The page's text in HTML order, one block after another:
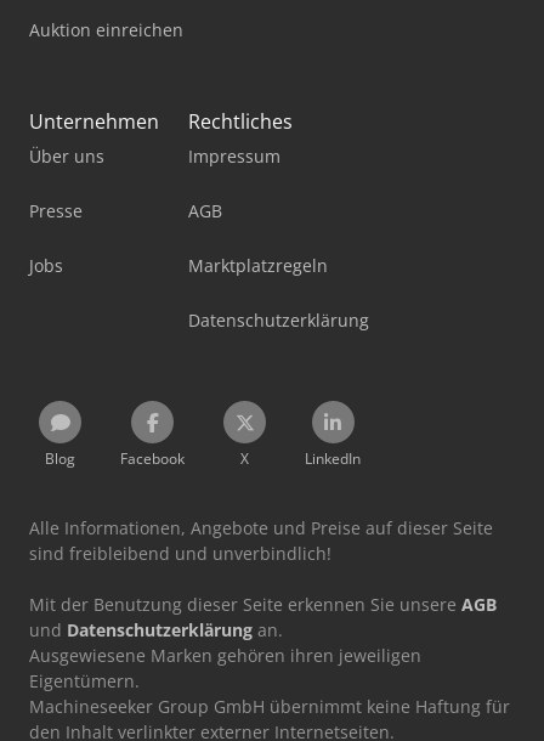
Auktion einreichen
Unternehmen
Über uns
Presse
Jobs
Rechtliches
Impressum
AGB
Marktplatzregeln
Datenschutzerklärung
Blog Facebook X LinkedIn
Alle Informationen, Angebote und Preise auf dieser Seite
sind freibleibend und unverbindlich!
Mit der Benutzung dieser Seite erkennen Sie unsere AGB
und Datenschutzerklärung an.
Ausgewiesene Marken gehören ihren jeweiligen
Eigentümern.
Machineseeker Group GmbH übernimmt keine Haftung für
den Inhalt verlinkter externer Internetseiten.